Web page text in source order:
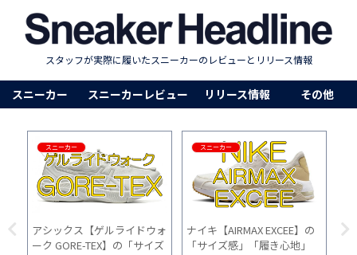
スタッフが実際に履いたスニーカーのレビューとリリース情報
スニーカー スニーカーレビュー リリース情報 その他
その他
とにかく”軽い” スニーカー
が欲しい人向け10選
その他
【2025年版】最強防水スニ
ーカーおすすめ15選！雨の日